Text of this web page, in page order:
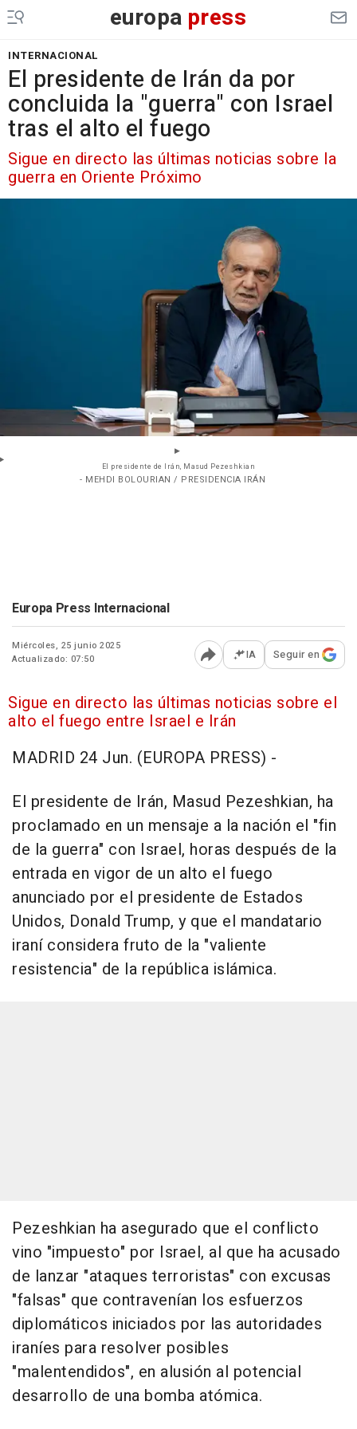
europa press
INTERNACIONAL
El presidente de Irán da por
concluida la "guerra" con Israel
tras el alto el fuego
Sigue en directo las últimas noticias sobre la
guerra en Oriente Próximo
El presidente de Irán, Masud Pezeshkian
- MEHDI BOLOURIAN / PRESIDENCIA IRÁN
Europa Press Internacional
Miércoles, 25 junio 2025
Actualizado: 07:50
Abrir opciones para
IA Seguir en
Sigue en directo las últimas noticias sobre el
alto el fuego entre Israel e Irán
MADRID 24 Jun. (EUROPA PRESS) -
El presidente de Irán, Masud Pezeshkian, ha
proclamado en un mensaje a la nación el "fin
de la guerra" con Israel, horas después de la
entrada en vigor de un alto el fuego
anunciado por el presidente de Estados
Unidos, Donald Trump, y que el mandatario
iraní considera fruto de la "valiente
resistencia" de la república islámica.
Pezeshkian ha asegurado que el conflicto
vino "impuesto" por Israel, al que ha acusado
de lanzar "ataques terroristas" con excusas
"falsas" que contravenían los esfuerzos
diplomáticos iniciados por las autoridades
iraníes para resolver posibles
"malentendidos", en alusión al potencial
desarrollo de una bomba atómica.